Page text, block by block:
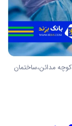
مدائن،ساختمان